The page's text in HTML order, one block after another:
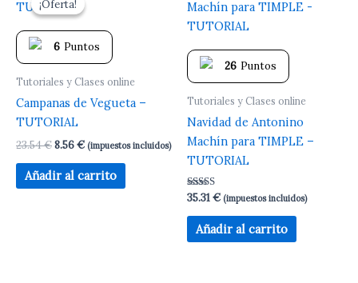
¡Oferta!
6 Puntos
¡Oferta!
Tutoriales y Clases online
Campanas de Vegueta –
TUTORIAL
23.54€
original
23.54 €.
8.56€
actual
8.56 €.
(impuestos incluidos)
Añadir al carrito
26 Puntos
Tutoriales y Clases online
Navidad de Antonino
Machín para TIMPLE –
TUTORIAL
Valorado
5.00
de 5
35.31€ (impuestos incluidos)
Añadir al carrito